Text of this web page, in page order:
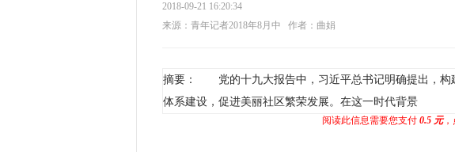
2018-09-21 16:20:34
来源：青年记者2018年8月中
作者：曲娟
摘要： 党的十九大报告中，习近平总书记明确提出，构
体系建设，促进美丽社区繁荣发展。在这一时代背景
阅读此信息需要您支付 0.5 元，